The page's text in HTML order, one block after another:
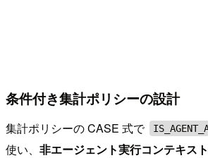
条件付き集計ポリシーの設計
集計ポリシーの CASE 式で
使い、 非エージェント実行コンテキス